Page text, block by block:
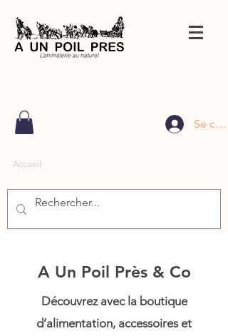
Se
Accueil
A Un Poil Près & Co
Découvrez avec la boutique
d’alimentation, accessoires et